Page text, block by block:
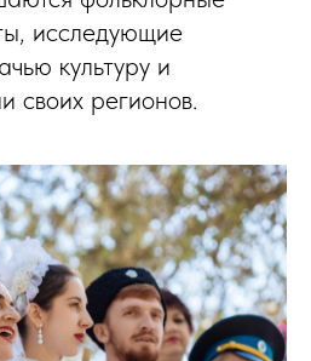
исследующие
культуру и
своих регионов.